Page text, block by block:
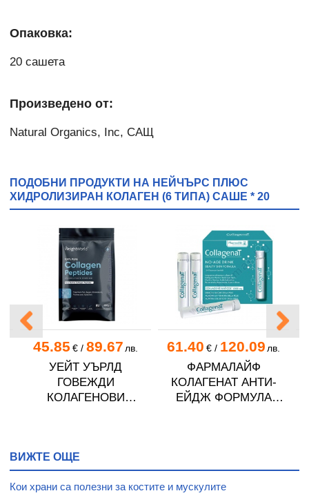
Опаковка:
20 сашета
Произведено от:
Natural Organics, Inc, САЩ
ПОДОБНИ ПРОДУКТИ НА НЕЙЧЪРС ПЛЮС
ХИДРОЛИЗИРАН КОЛАГЕН (6 ТИПА) САШЕ * 20
45.85 €/ 89.67 лв.
УЕЙТ УЪРЛД
ГОВЕЖДИ
КОЛАГЕНОВИ
61.40 €/ 120.09 лв.
ФАРМАЛАЙФ
КОЛАГЕНАТ АНТИ-
ЕЙДЖ ФОРМУЛА
ВИЖТЕ ОЩЕ
Кои храни са полезни за костите и мускулите